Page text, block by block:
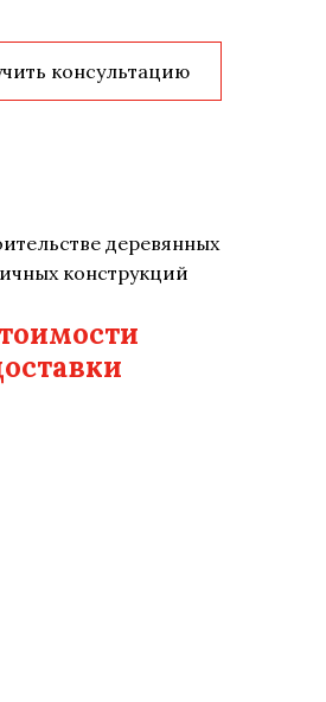
консультацию
деревянных
конструкций